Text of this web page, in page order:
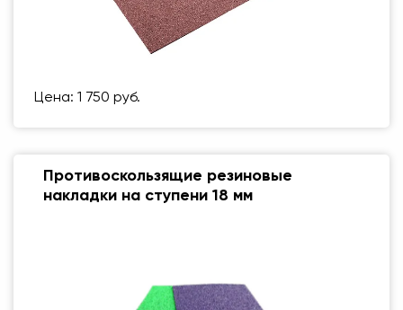
Цена: 1 750 руб.
Противоскользящие резиновые
накладки на ступени 18 мм